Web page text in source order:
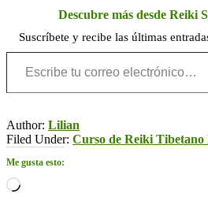
Descubre más desde Reiki
Suscríbete y recibe las últimas
Escribe tu correo electrónico…
Author: Lilian
Filed Under: Curso de Reiki Tibetano
Me gusta esto:
Cargando...